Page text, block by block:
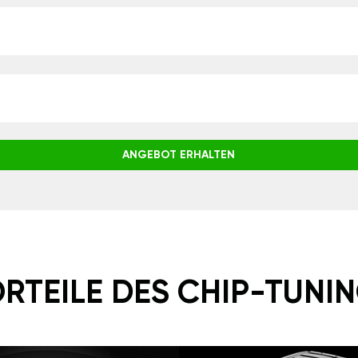
ANGEBOT ERHALTEN
DES CHIP-